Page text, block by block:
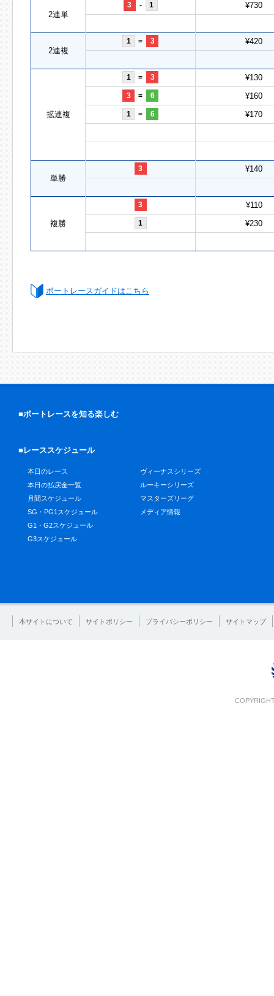
2連単
3 - 1 ¥730
2連複
1 = 3 ¥420
拡連複
1 = 3 ¥130
3 = 6 ¥160
1 = 6 ¥170
単勝
3 ¥140
複勝
3 ¥110
1 ¥230
ボートレースガイドはこちら
■ボートレースを知る楽しむ
■レーススケジュール
本日のレース
本日の払戻金一覧
月間スケジュール
SG・PG1スケジュール
G1・G2スケジュール
G3スケジュール
ヴィーナスシリーズ
ルーキーシリーズ
マスターズリーグ
メディア情報
本サイトについて サイトポリシー プライバシーポリシー サイトマップ